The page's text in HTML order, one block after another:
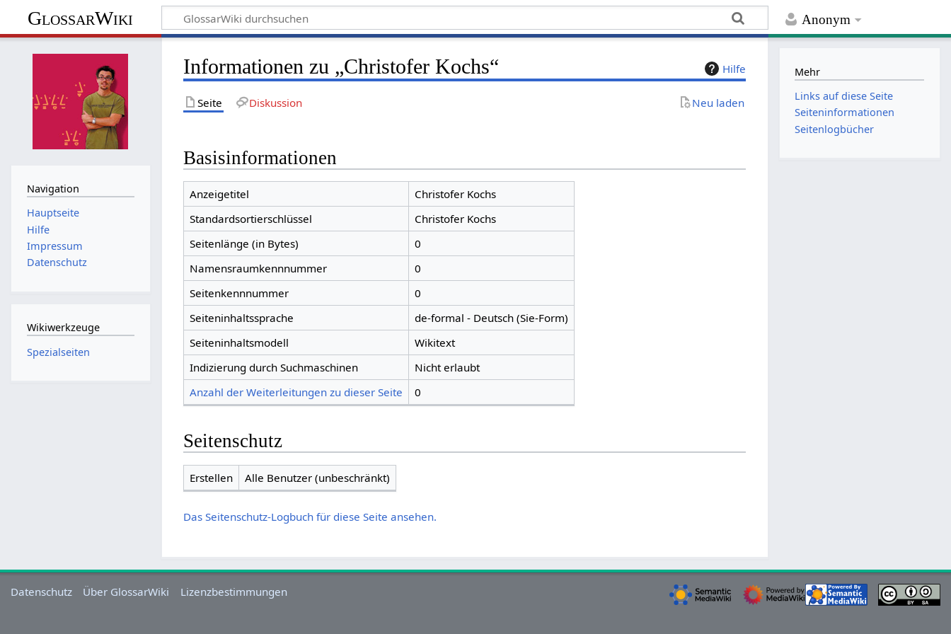
Anonym
GlossarWiki
Hilfe
Informationen zu „Christofer Kochs“
Seite Diskussion Neu laden
Basisinformationen
Anzeigetitel
Christofer Kochs
Standardsortierschlüssel
Christofer Kochs
Seitenlänge (in Bytes)
0
Namensraumkennnummer
0
Seitenkennnummer
0
Seiteninhaltssprache
de-formal - Deutsch (Sie-Form)
Seiteninhaltsmodell
Wikitext
Indizierung durch Suchmaschinen
Nicht erlaubt
Anzahl der Weiterleitungen zu dieser Seite
0
Seitenschutz
Erstellen Alle Benutzer (unbeschränkt)
Das Seitenschutz-Logbuch für diese Seite ansehen.
Navigation
Hauptseite
Hilfe
Impressum
Datenschutz
Wikiwerkzeuge
Spezialseiten
Mehr
Links auf diese Seite
Seiten­­informationen
Seitenlogbücher
Datenschutz Über GlossarWiki Lizenzbestimmungen